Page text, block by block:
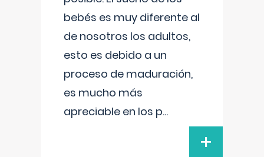
bebés es muy diferente al
de nosotros los adultos,
esto es debido a un
proceso de maduración,
es mucho más
apreciable en los p...
+